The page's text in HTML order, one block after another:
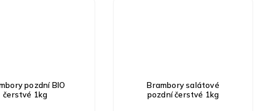
pozdní BIO
čerstvé 1kg
Brambory salátové
pozdní čerstvé 1kg